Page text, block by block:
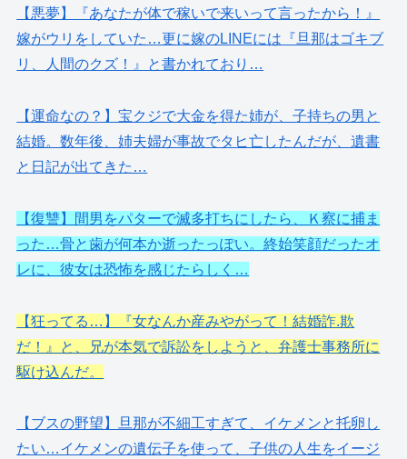
【悪夢】『あなたが体で稼いで来いって言ったから！』
嫁がウリをしていた…更に嫁のLINEには『旦那はゴキブ
リ、人間のクズ！』と書かれており…
【運命なの？】宝クジで大金を得た姉が、子持ちの男と
結婚。数年後、姉夫婦が事故でタヒ亡したんだが、遺書
と日記が出てきた…
【復讐】間男をパターで滅多打ちにしたら、Ｋ察に捕ま
った…骨と歯が何本か逝ったっぽい。終始笑顔だったオ
レに、彼女は恐怖を感じたらしく…
【狂ってる…】『女なんか産みやがって！結婚詐.欺
だ！』と、兄が本気で訴訟をしようと、弁護士事務所に
駆け込んだ。
【ブスの野望】旦那が不細工すぎて、イケメンと托卵し
たい…イケメンの遺伝子を使って、子供の人生をイージ